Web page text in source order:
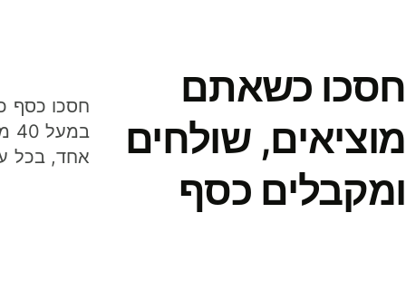
חסכו כשאתם
מוציאים, שולחים
ומקבלים כסף
אחד, בכל